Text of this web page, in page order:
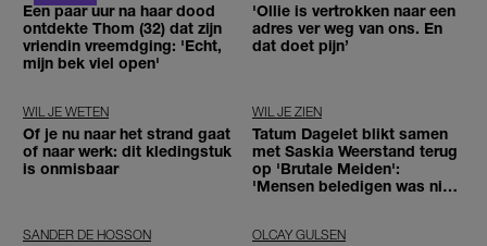
Een paar uur na haar dood
ontdekte Thom (32) dat zijn
vriendin vreemdging: 'Echt,
mijn bek viel open'
'Ollie is vertrokken naar een
adres ver weg van ons. En
dat doet pijn’
WIL JE WETEN
Of je nu naar het strand gaat
of naar werk: dit kledingstuk
is onmisbaar
WIL JE ZIEN
Tatum Dagelet blikt samen
met Saskia Weerstand terug
op 'Brutale Meiden':
'Mensen beledigen was niet
SANDER DE HOSSON OLCAY GULSEN